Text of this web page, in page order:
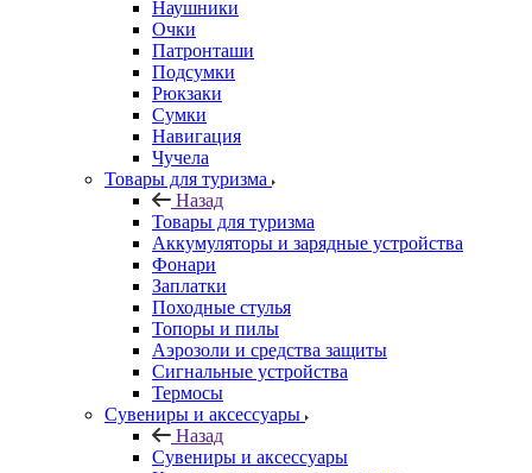
Наушники
Очки
Патронташи
Подсумки
Рюкзаки
Сумки
Навигация
Чучела
Товары для туризма
Назад
Товары для туризма
Аккумуляторы и зарядные устройства
Фонари
Заплатки
Походные стулья
Топоры и пилы
Аэрозоли и средства защиты
Сигнальные устройства
Термосы
Сувениры и аксессуары
Назад
Сувениры и аксессуары